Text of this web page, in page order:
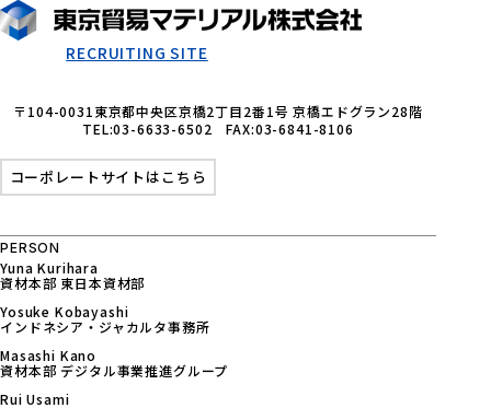
RECRUITING SITE
〒104-0031東京都中央区京橋2丁目2番1号 京橋エドグラン28階
TEL:03-6633-6502 FAX:03-6841-8106
コーポレートサイトはこちら
PERSON
Yuna Kurihara
資材本部 東日本資材部
Yosuke Kobayashi
インドネシア・ジャカルタ事務所
Masashi Kano
資材本部 デジタル事業推進グループ
Rui Usami